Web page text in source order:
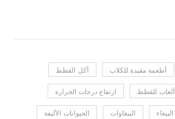
أطعمة مفيدة للكلاب أكل القطط
ألعاب للقطط ارتفاع درجات الحرارة
الببغاء الببغاوات الحيوانات الأليفة